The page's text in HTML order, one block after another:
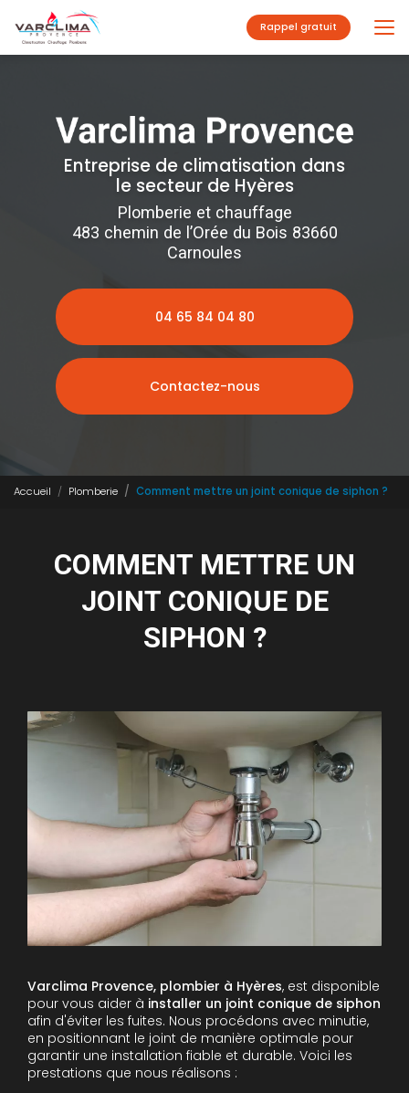
au
contenu
principal
Rappel gratuit
Entreprise de climatisation dans
le secteur de Hyères
Plomberie et chauffage
483 chemin de l’Orée du Bois 83660
Carnoules
04 65 84 04 80
Contactez-nous
Accueil Plomberie Comment mettre un joint conique de siphon ?
COMMENT METTRE UN
JOINT CONIQUE DE
SIPHON ?
Varclima Provence, plombier à Hyères, est disponible
pour vous aider à installer un joint conique de siphon
afin d'éviter les fuites. Nous procédons avec minutie,
en positionnant le joint de manière optimale pour
garantir une installation fiable et durable. Voici les
prestations que nous réalisons :